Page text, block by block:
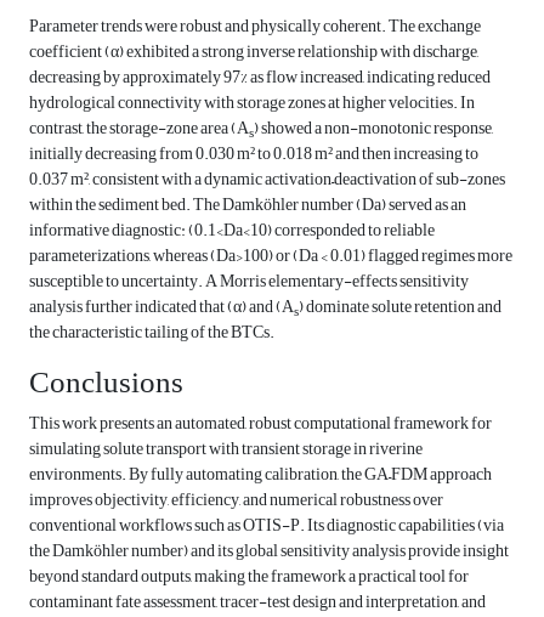
Parameter trends were robust and physically coherent. The exchange
coefficient (α) exhibited a strong inverse relationship with discharge,
decreasing by approximately 97% as flow increased, indicating reduced
hydrological connectivity with storage zones at higher velocities. In
contrast, the storage-zone area (As) showed a non-monotonic response,
initially decreasing from 0.030 m² to 0.018 m² and then increasing to
0.037 m², consistent with a dynamic activation–deactivation of sub-zones
within the sediment bed. The Damköhler number (Da) served as an
informative diagnostic: (0.1<Da<10) corresponded to reliable
parameterizations, whereas (Da>100) or (Da < 0.01) flagged regimes more
susceptible to uncertainty. A Morris elementary-effects sensitivity
analysis further indicated that (α) and (As) dominate solute retention and
the characteristic tailing of the BTCs.
Conclusions
This work presents an automated, robust computational framework for
simulating solute transport with transient storage in riverine
environments. By fully automating calibration, the GA–FDM approach
improves objectivity, efficiency, and numerical robustness over
conventional workflows such as OTIS-P. Its diagnostic capabilities (via
the Damköhler number) and its global sensitivity analysis provide insight
beyond standard outputs, making the framework a practical tool for
contaminant fate assessment, tracer-test design and interpretation, and